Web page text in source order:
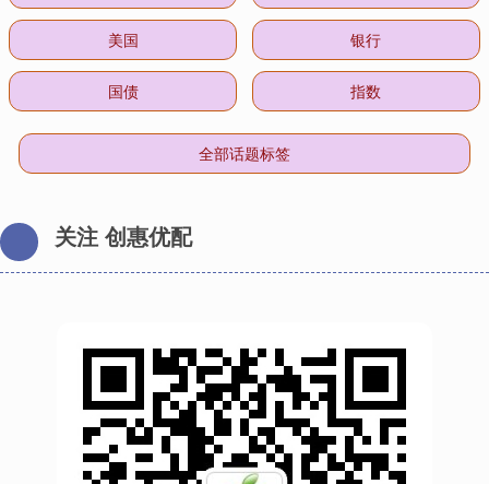
美国 银行
国债 指数
全部话题标签
关注 创惠优配